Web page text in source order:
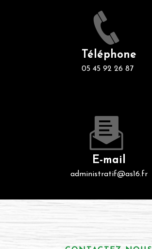
Téléphone
05 45 92 26 87
E-mail
administratif@as16.fr